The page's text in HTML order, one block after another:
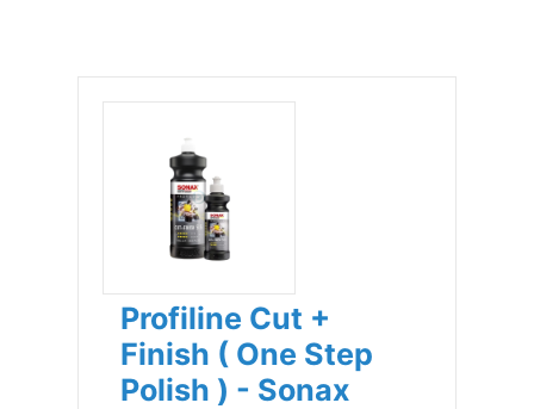
Profiline Cut +
Finish ( One Step
Polish ) - Sonax